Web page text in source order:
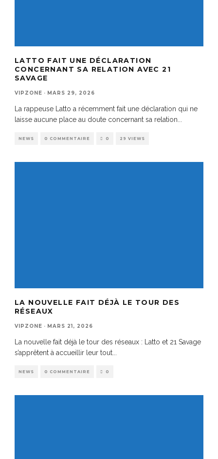
LATTO FAIT UNE DÉCLARATION
CONCERNANT SA RELATION AVEC 21
SAVAGE
VIPZONE · MARS 29, 2026
La rappeuse Latto a récemment fait une déclaration qui ne
laisse aucune place au doute concernant sa relation
NEWS 0 COMMENTAIRE 0 29 VIEWS
LA NOUVELLE FAIT DÉJÀ LE TOUR DES
RÉSEAUX
VIPZONE · MARS 21, 2026
La nouvelle fait déjà le tour des réseaux : Latto et 21 Savage
s’apprêtent à accueillir leur tout
NEWS 0 COMMENTAIRE 0